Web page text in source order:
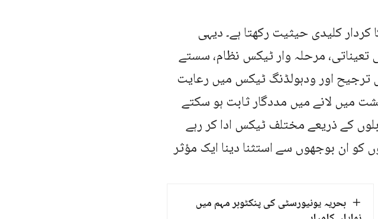
کلیدی حیثیت رکھتا ہے۔ دیہی
مرحلہ وار ٹیکس نظام، سستے
اور ودہولڈنگ ٹیکس میں رعایت
میں لانے میں مددگار ثابت ہو سکتے
کے ذریعے مختلف ٹیکس ادا کر رہے
کو ان بوجھوں سے استثنا دینا ایک مؤثر
بحریہ یونیورسٹی کی پنکٹوبر مہم میں